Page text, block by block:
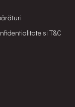
si T&C